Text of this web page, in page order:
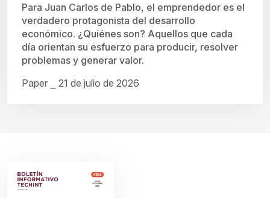
Para Juan Carlos de Pablo, el emprendedor es el
verdadero protagonista del desarrollo
económico. ¿Quiénes son? Aquellos que cada
día orientan su esfuerzo para producir, resolver
problemas y generar valor.
Paper ⎯ 21 de julio de 2026